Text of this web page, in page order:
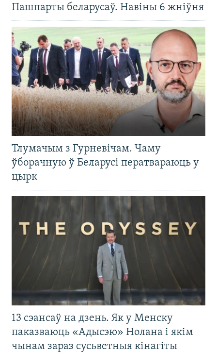
Пашпарты беларусаў. Навіны 6 жніўня
Тлумачым з Гурневічам. Чаму
ўборачную ў Беларусі ператвараюць у
цырк
13 сэансаў на дзень. Як у Менску
паказваюць «Адысэю» Нолана і якім
чынам зараз сусьветныя кінагіты